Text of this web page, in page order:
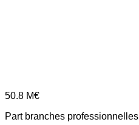
50.8 M€
Part branches professionnelles